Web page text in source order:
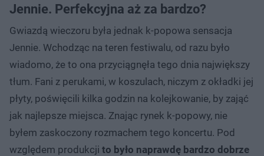
Jennie. Perfekcyjna aż za bardzo?
Gwiazdą wieczoru była jednak k-popowa sensacja
Jennie. Wchodząc na teren festiwalu, od razu było
wiadomo, że to ona przyciągnęła tego dnia największy
tłum. Fani z perukami, w koszulach, niczym z okładki jej
płyty, poświęcili kilka godzin na kolejkowanie, by zająć
jak najlepsze miejsca. Znając rynek k-popowy, nie
byłem zaskoczony rozmachem tego koncertu. Pod
względem produkcji to było naprawdę bardzo dobrze